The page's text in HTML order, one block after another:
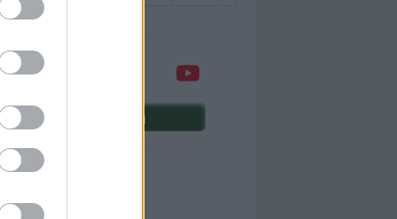
Comunio oyna
YAZILAR